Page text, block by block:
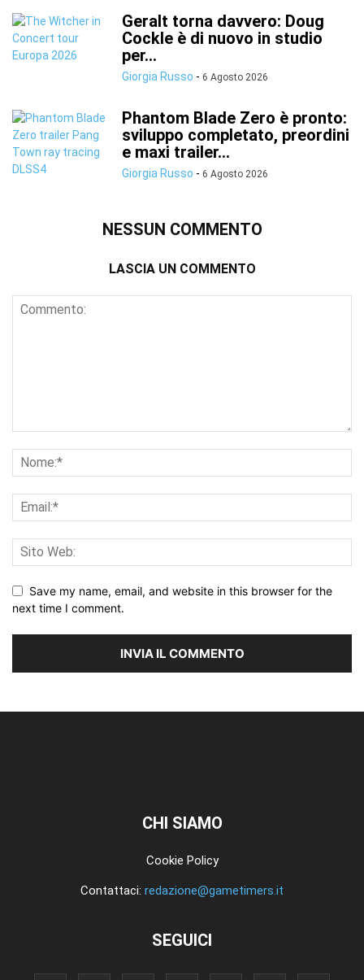
Geralt torna davvero: Doug
Cockle è di nuovo in studio
per...
Giorgia Russo - 6 Agosto 2026
Phantom Blade Zero è pronto:
sviluppo completato, preordini
e maxi trailer...
Giorgia Russo - 6 Agosto 2026
NESSUN COMMENTO
LASCIA UN COMMENTO
Save my name, email, and website in this browser for the
next time I comment.
CHI SIAMO
Cookie Policy
Contattaci: redazione@gametimers.it
SEGUICI